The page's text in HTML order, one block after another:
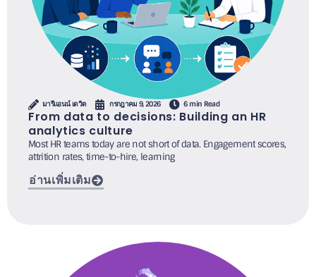
มารีแอนน์ เดวิด กรกฎาคม 9, 2026 6 min Read
From data to decisions: Building an HR
analytics culture
Most HR teams today are not short of data. Engagement scores,
attrition rates, time-to-hire, learning
อ่านเพิ่มเติม